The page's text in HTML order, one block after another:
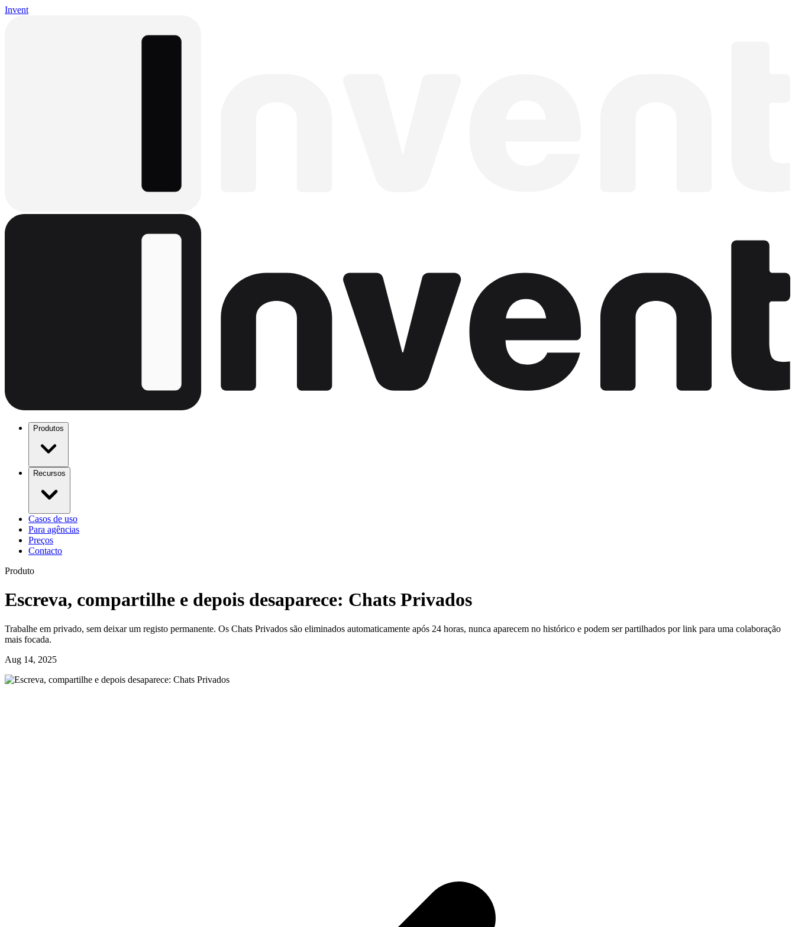
Invent
Produtos
Recursos
Casos de uso
Para agências
Preços
Contacto
Produto
Escreva, compartilhe e depois desaparece: Chats Privados
Trabalhe em privado, sem deixar um registo permanente. Os Chats Privados são eliminados automaticamente após 24 horas, nunca aparecem no histórico e podem ser partilhados por link para uma colaboração
mais focada.
Aug 14, 2025